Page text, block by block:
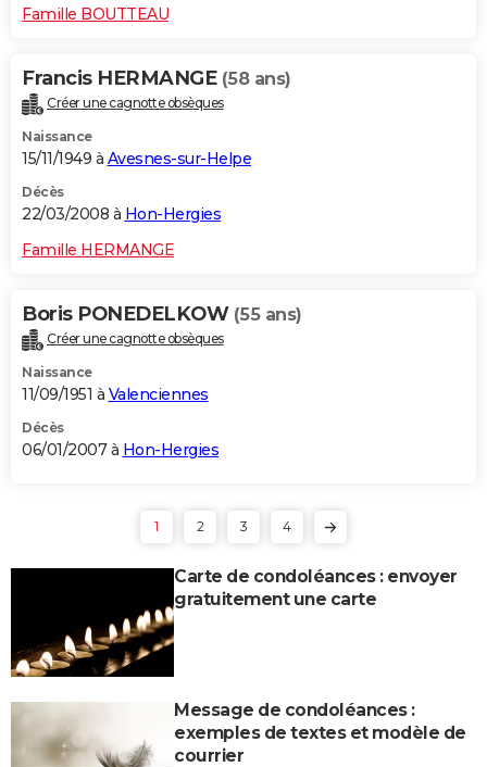
Famille BOUTTEAU
Francis HERMANGE (58 ans)
Créer une cagnotte obsèques
Naissance
15/11/1949 à Avesnes-sur-Helpe
Décès
22/03/2008 à Hon-Hergies
Famille HERMANGE
Boris PONEDELKOW (55 ans)
Créer une cagnotte obsèques
Naissance
11/09/1951 à Valenciennes
Décès
06/01/2007 à Hon-Hergies
1 2 3 4
Carte de condoléances : envoyer
gratuitement une carte
Message de condoléances :
exemples de textes et modèle de
courrier